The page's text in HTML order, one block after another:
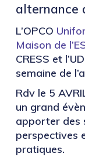
alternance
L’OPCO
Maison de
CRESS et
semaine de
Rdv le 5
un grand
apporter des
perspectives
pratiques.